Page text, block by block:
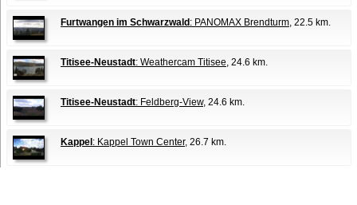
Furtwangen im Schwarzwald : PANOMAX Brendturm, 22.5 km.
Titisee-Neustadt: Weathercam Titisee, 24.6 km.
Titisee-Neustadt: Feldberg-View, 24.6 km.
Kappel : Kappel Town Center, 26.7 km.